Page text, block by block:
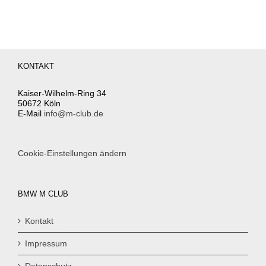
KONTAKT
Kaiser-Wilhelm-Ring 34
50672 Köln
E-Mail info@m-club.de
Cookie-Einstellungen ändern
BMW M CLUB
Kontakt
Impressum